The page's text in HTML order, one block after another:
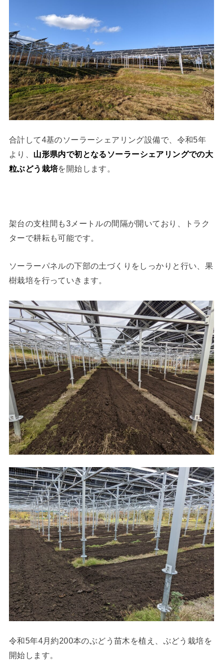
合計して4基のソーラーシェアリング設備で、令和5年
より、 山形県内で初となるソーラーシェアリングでの大
粒ぶどう栽培を開始します。
架台の支柱間も3メートルの間隔が開いており、トラク
ターで耕耘も可能です。
ソーラーパネルの下部の土づくりをしっかりと行い、果
樹栽培を行っていきます。
令和5年4月約200本のぶどう苗木を植え、ぶどう栽培を
開始します。